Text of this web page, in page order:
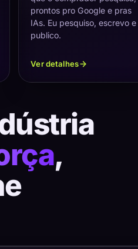
prontos pro Google e pras
IAs. Eu pesquiso, escrevo e
publico.
Ver detalhes
,